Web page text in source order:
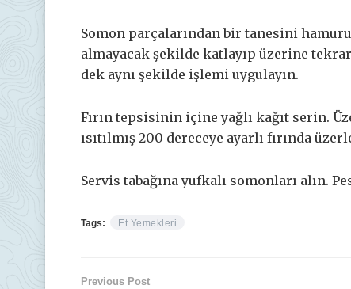
Somon parçalarından bir tanesini
almayacak şekilde katlayıp üzerine
dek aynı şekilde işlemi uygulayın.
Fırın tepsisinin içine yağlı kağıt serin.
ısıtılmış 200 dereceye ayarlı fırında
Servis tabağına yufkalı somonları alın.
Tags: Et Yemekleri
Previous Post